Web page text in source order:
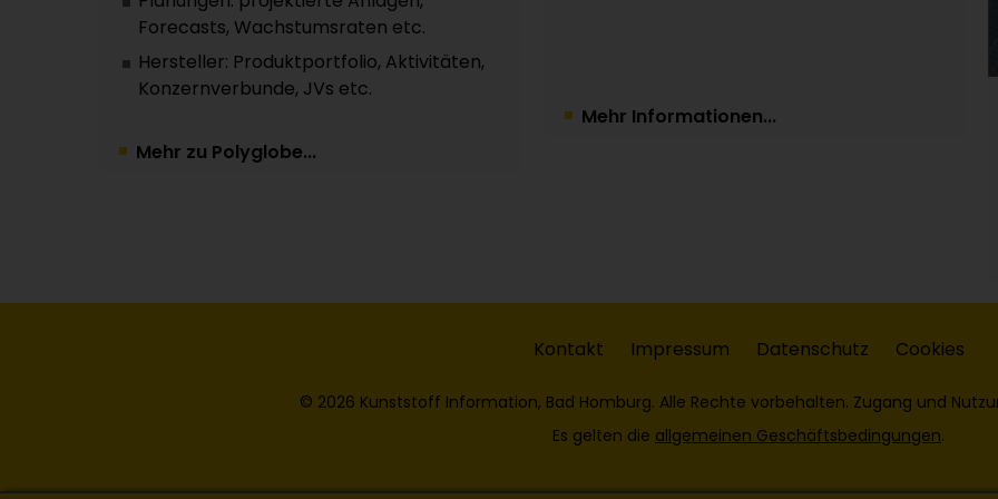
Forecasts, Wachstumsraten etc.
Hersteller: Produktportfolio, Aktivitäten,
Konzernverbunde, JVs etc.
Mehr zu Polyglobe...
Mehr Informationen...
Kontakt Impressum Datenschutz Cookies
© 2026 Kunststoff Information, Bad Homburg. Alle Rechte vorbehalten. Zugang und
Es gelten die allgemeinen Geschäftsbedingungen.